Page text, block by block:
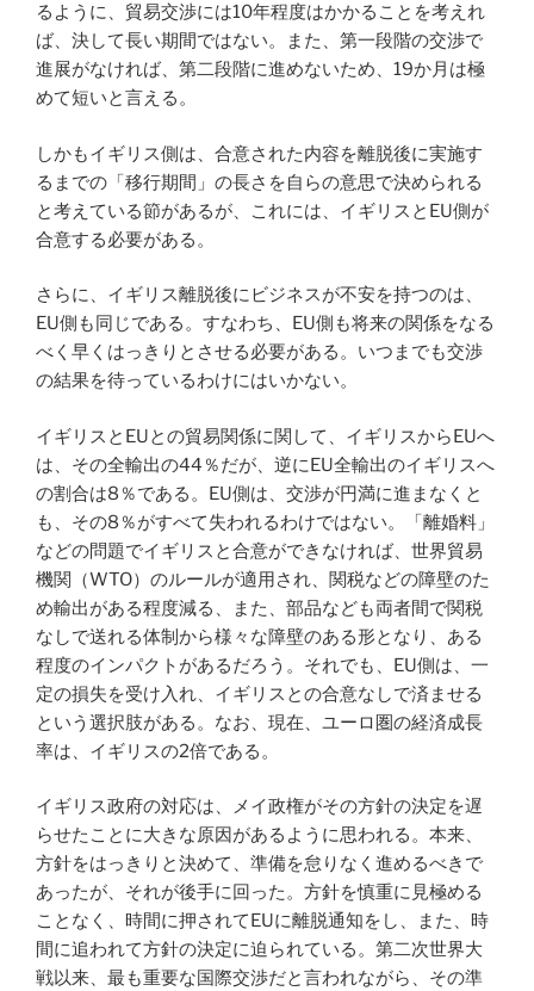
るように、貿易交渉には10年程度はかかることを考えれ
ば、決して長い期間ではない。また、第一段階の交渉で
進展がなければ、第二段階に進めないため、19か月は極
めて短いと言える。
しかもイギリス側は、合意された内容を離脱後に実施す
るまでの「移行期間」の長さを自らの意思で決められる
と考えている節があるが、これには、イギリスとEU側が
合意する必要がある。
さらに、イギリス離脱後にビジネスが不安を持つのは、
EU側も同じである。すなわち、EU側も将来の関係をなる
べく早くはっきりとさせる必要がある。いつまでも交渉
の結果を待っているわけにはいかない。
イギリスとEUとの貿易関係に関して、イギリスからEUへ
は、その全輸出の44％だが、逆にEU全輸出のイギリスへ
の割合は8％である。EU側は、交渉が円満に進まなくと
も、その8％がすべて失われるわけではない。「離婚料」
などの問題でイギリスと合意ができなければ、世界貿易
機関（WTO）のルールが適用され、関税などの障壁のた
め輸出がある程度減る、また、部品なども両者間で関税
なしで送れる体制から様々な障壁のある形となり、ある
程度のインパクトがあるだろう。それでも、EU側は、一
定の損失を受け入れ、イギリスとの合意なしで済ませる
という選択肢がある。なお、現在、ユーロ圏の経済成長
率は、イギリスの2倍である。
イギリス政府の対応は、メイ政権がその方針の決定を遅
らせたことに大きな原因があるように思われる。本来、
方針をはっきりと決めて、準備を怠りなく進めるべきで
あったが、それが後手に回った。方針を慎重に見極める
ことなく、時間に押されてEUに離脱通知をし、また、時
間に追われて方針の決定に迫られている。第二次世界大
戦以来、最も重要な国際交渉だと言われながら、その準